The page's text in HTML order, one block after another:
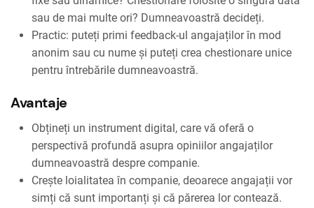
sau de mai multe ori? Dumneavoastră decideți.
Practic: puteți primi feedback-ul angajaților în mod
anonim sau cu nume și puteți crea chestionare unice
pentru întrebările dumneavoastră.
Avantaje
Obțineți un instrument digital, care vă oferă o
perspectivă profundă asupra opiniilor angajaților
dumneavoastră despre companie.
Crește loialitatea în companie, deoarece angajații vor
simți că sunt importanți și că părerea lor contează.